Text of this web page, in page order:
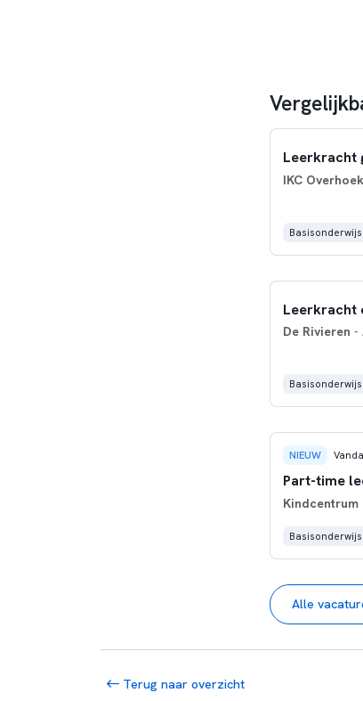
Leerkracht
IKC
Basisonderwijs
Leerkracht
De Rivieren -
Basisonderwijs
NIEUW
Part-time
Kindcentrum
Basisonderwijs
Alle
Terug naar overzicht